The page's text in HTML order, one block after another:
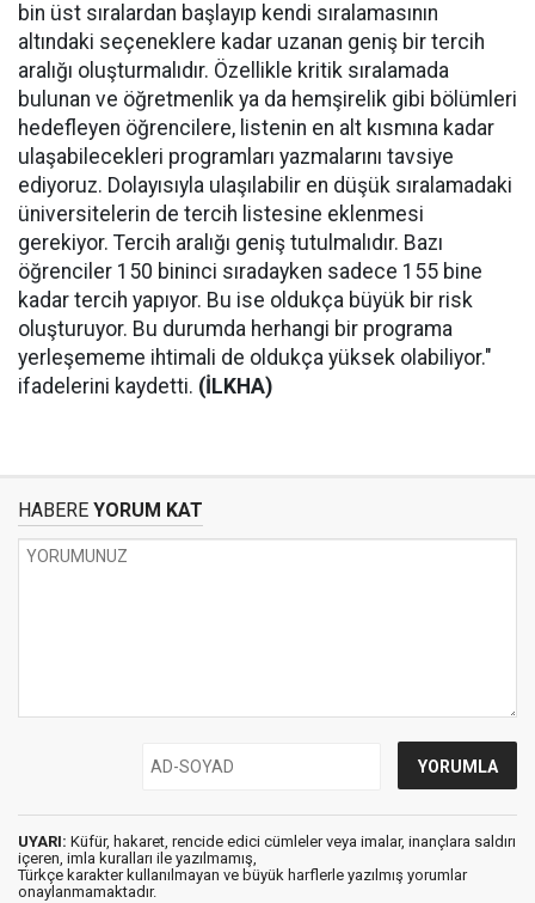
bin üst sıralardan başlayıp kendi sıralamasının
altındaki seçeneklere kadar uzanan geniş bir tercih
aralığı oluşturmalıdır. Özellikle kritik sıralamada
bulunan ve öğretmenlik ya da hemşirelik gibi bölümleri
hedefleyen öğrencilere, listenin en alt kısmına kadar
ulaşabilecekleri programları yazmalarını tavsiye
ediyoruz. Dolayısıyla ulaşılabilir en düşük sıralamadaki
üniversitelerin de tercih listesine eklenmesi
gerekiyor. Tercih aralığı geniş tutulmalıdır. Bazı
öğrenciler 150 bininci sıradayken sadece 155 bine
kadar tercih yapıyor. Bu ise oldukça büyük bir risk
oluşturuyor. Bu durumda herhangi bir programa
yerleşememe ihtimali de oldukça yüksek olabiliyor."
ifadelerini kaydetti. (İLKHA)
HABERE YORUM KAT
UYARI: Küfür, hakaret, rencide edici cümleler veya imalar, inançlara saldırı
içeren, imla kuralları ile yazılmamış,
Türkçe karakter kullanılmayan ve büyük harflerle yazılmış yorumlar
onaylanmamaktadır.